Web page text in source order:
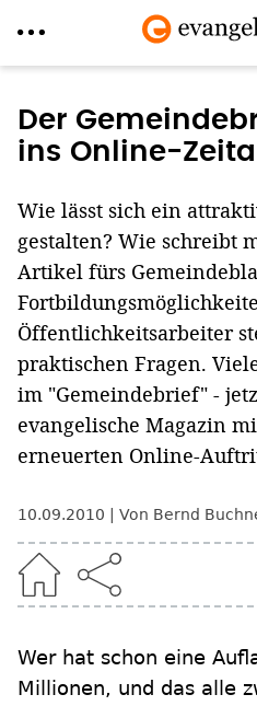
zum
Inhalt
Der
ins Online-
Wie lässt sich ein
gestalten? Wie schreibt
Artikel fürs
Öffentlichkeitsarbeiter
praktischen Fragen.
im "Gemeindebrief" -
evangelische Magazin
erneuerten Online-
10.09.2010 Von Bernd
Wer hat schon eine
Millionen, und das alle